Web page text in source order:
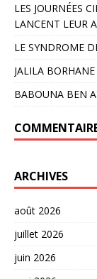
LES JOURNÉES
LANCENT LEUR
LE SYNDROME
JALILA BORHANE
BABOUNA BEN
ARCHIVES
août 2026
juillet 2026
juin 2026